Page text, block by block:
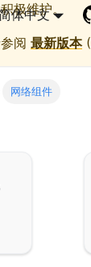
体中文
极维护。
阅 最新版本(
网络组件